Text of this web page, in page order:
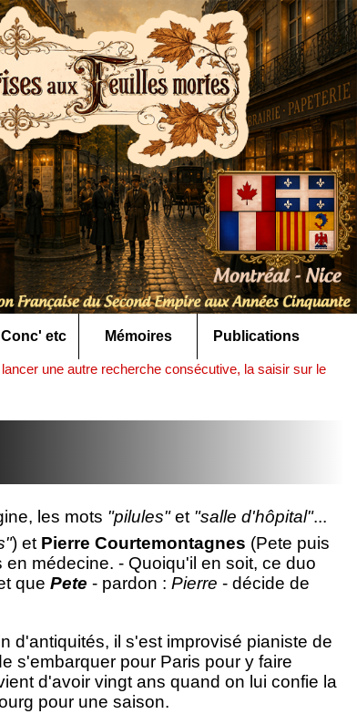
etc Mémoires Publications
une autre recherche consécutive, la saisir sur le
les mots "pilules"et "salle d'hôpital"...
) et Pierre Courtemontagnes (Pete puis
médecine. - Quoiqu'il en soit, ce duo
quePete - pardon :Pierre - décide de
d'antiquités, il s'est improvisé pianiste de
s'embarquer pour Paris pour y faire
d'avoir vingt ans quand on lui confie la
pour une saison.